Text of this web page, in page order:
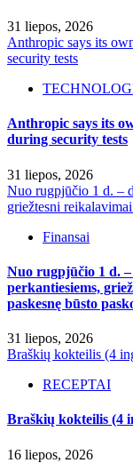
31 liepos, 2026
Anthropic says its
security tests
Anthropic says its
during security tests
31 liepos, 2026
Nuo rugpjūčio 1 d. –
griežtesni
Finansai
Nuo rugpjūčio 1 d.
perkantiesiems,
paskesnę būsto
31 liepos, 2026
Braškių kokteilis (4
RECEPTAI
Braškių kokteilis (4
16 liepos, 2026